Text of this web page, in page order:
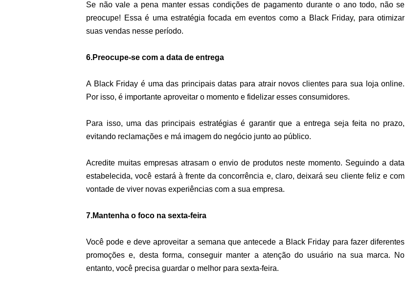
Se não vale a pena manter essas condições de pagamento durante o ano todo, não se
preocupe! Essa é uma estratégia focada em eventos como a Black Friday, para otimizar
suas vendas nesse período.
6.Preocupe-se com a data de entrega
A Black Friday é uma das principais datas para atrair novos clientes para sua loja online.
Por isso, é importante aproveitar o momento e fidelizar esses consumidores.
Para isso, uma das principais estratégias é garantir que a entrega seja feita no prazo,
evitando reclamações e má imagem do negócio junto ao público.
Acredite muitas empresas atrasam o envio de produtos neste momento. Seguindo a data
estabelecida, você estará à frente da concorrência e, claro, deixará seu cliente feliz e com
vontade de viver novas experiências com a sua empresa.
7.Mantenha o foco na sexta-feira
Você pode e deve aproveitar a semana que antecede a Black Friday para fazer diferentes
promoções e, desta forma, conseguir manter a atenção do usuário na sua marca. No
entanto, você precisa guardar o melhor para sexta-feira.